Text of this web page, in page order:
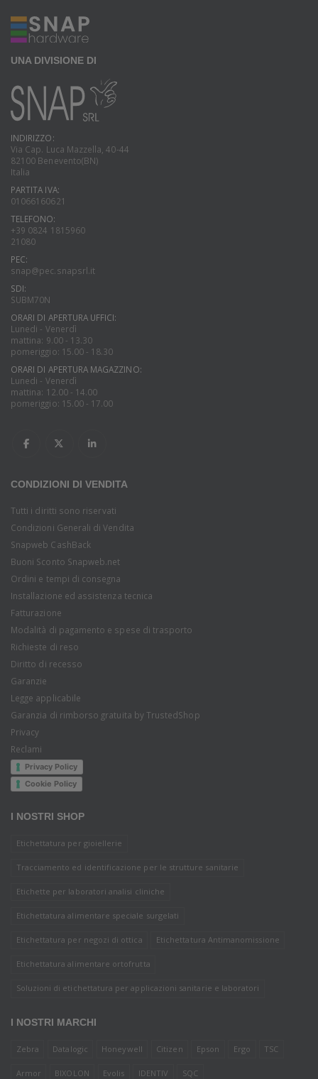
UNA DIVISIONE DI
INDIRIZZO:
Via Cap. Luca Mazzella, 40-44
82100 Benevento(BN)
Italia
PARTITA IVA:
01066160621
TELEFONO:
+39 0824 1815960
21080
PEC:
snap@pec.snapsrl.it
SDI:
SUBM70N
ORARI DI APERTURA UFFICI:
Lunedi - Venerdì
mattina: 9.00 - 13.30
pomeriggio: 15.00 - 18.30
ORARI DI APERTURA MAGAZZINO:
Lunedi - Venerdì
mattina: 12.00 - 14.00
pomeriggio: 15.00 - 17.00
CONDIZIONI DI VENDITA
Tutti i diritti sono riservati
Condizioni Generali di Vendita
Snapweb CashBack
Buoni Sconto Snapweb.net
Ordini e tempi di consegna
Installazione ed assistenza tecnica
Fatturazione
Modalità di pagamento e spese di trasporto
Richieste di reso
Diritto di recesso
Garanzie
Legge applicabile
Garanzia di rimborso gratuita by TrustedShop
Privacy
Reclami
Privacy Policy
Cookie Policy
I NOSTRI SHOP
Etichettatura per gioiellerie
Tracciamento ed identificazione per le strutture sanitarie
Etichette per laboratori analisi cliniche
Etichettatura alimentare speciale surgelati
Etichettatura per negozi di ottica Etichettatura Antimanomissione
Etichettatura alimentare ortofrutta
Soluzioni di etichettatura per applicazioni sanitarie e laboratori
I NOSTRI MARCHI
Zebra Datalogic Honeywell Citizen Epson Ergo TSC
Armor BIXOLON Evolis IDENTIV SQC